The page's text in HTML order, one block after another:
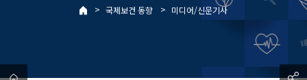
> 국제보건 동향 > 미디어/신문기사